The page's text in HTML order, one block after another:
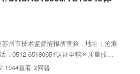
州市技术监督情报所查验，地址：沧浪
：0512-65180651认证至辖区质量技术
至苏州质量技术监督局，地址：沧浪区
1044查看 2回答